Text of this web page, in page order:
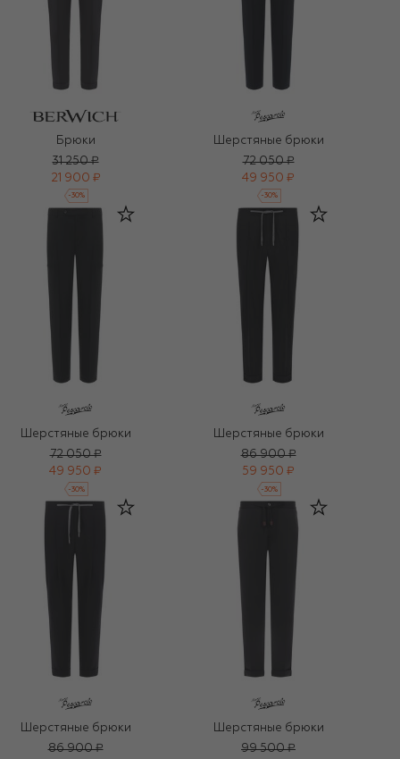
Брюки
31 250 ₽
21 900 ₽
-30%
Шерстяные брюки
72 050 ₽
49 950 ₽
-30%
Шерстяные брюки
72 050 ₽
49 950 ₽
-30%
Шерстяные брюки
86 900 ₽
59 950 ₽
-30%
Шерстяные брюки
86 900 ₽
Шерстяные брюки
99 500 ₽